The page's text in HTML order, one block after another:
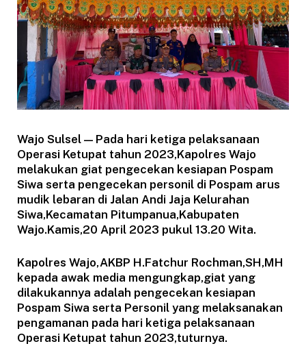
Wajo Sulsel — Pada hari ketiga pelaksanaan
Operasi Ketupat tahun 2023,Kapolres Wajo
melakukan giat pengecekan kesiapan Pospam
Siwa serta pengecekan personil di Pospam arus
mudik lebaran di Jalan Andi Jaja Kelurahan
Siwa,Kecamatan Pitumpanua,Kabupaten
Wajo.Kamis,20 April 2023 pukul 13.20 Wita.
Kapolres Wajo,AKBP H.Fatchur Rochman,SH,MH
kepada awak media mengungkap,giat yang
dilakukannya adalah pengecekan kesiapan
Pospam Siwa serta Personil yang melaksanakan
pengamanan pada hari ketiga pelaksanaan
Operasi Ketupat tahun 2023,tuturnya.